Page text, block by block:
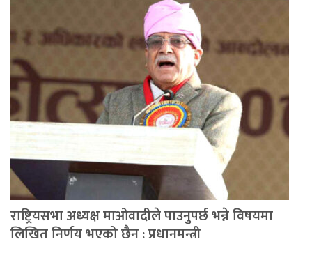
राष्ट्रियसभा अध्यक्ष माओवादीले पाउनुपर्छ भन्ने विषयमा
लिखित निर्णय भएको छैन : प्रधानमन्त्री